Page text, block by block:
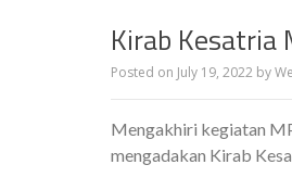
Kirab Kesatria
Posted on July 19, 2022 by
Mengakhiri kegiatan
mengadakan Kirab